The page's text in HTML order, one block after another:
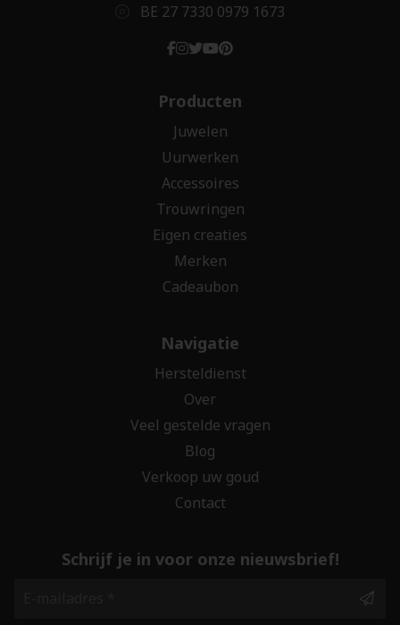
BE 27 7330 0979 1673
Producten
Juwelen
Uurwerken
Accessoires
Trouwringen
Eigen creaties
Merken
Cadeaubon
Navigatie
Hersteldienst
Over
Veel gestelde vragen
Blog
Verkoop uw goud
Contact
Schrijf je in voor onze nieuwsbrief!